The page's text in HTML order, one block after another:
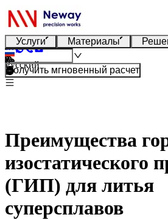
Услуги Материалы
Русский
Получить мгновенный расчет
Преимущества
изостатического
(ГИП) для литья
суперсплавов